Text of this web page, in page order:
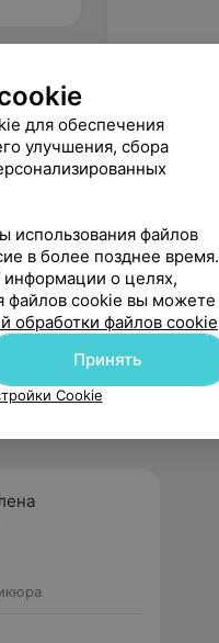
для обеспечения
улучшения, сбора
использования файлов
в более позднее время.
о целях,
файлов cookie вы можете
обработки файлов cookie
Принять
Cookie